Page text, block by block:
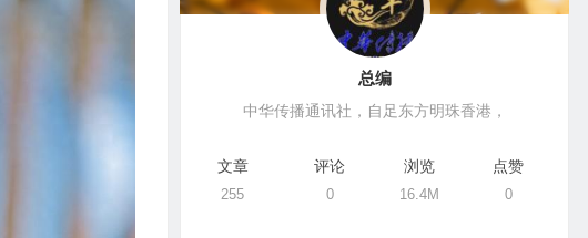
总编
中华传播通讯社，自足东方明珠香港，
文章
255
评论
0
浏览
16.4M
点赞
0